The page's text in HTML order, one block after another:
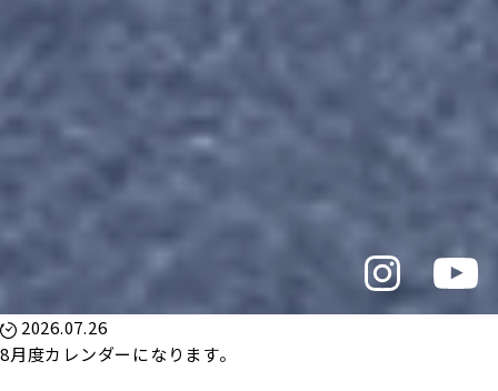
2026.07.26
8月度カレンダーになります。